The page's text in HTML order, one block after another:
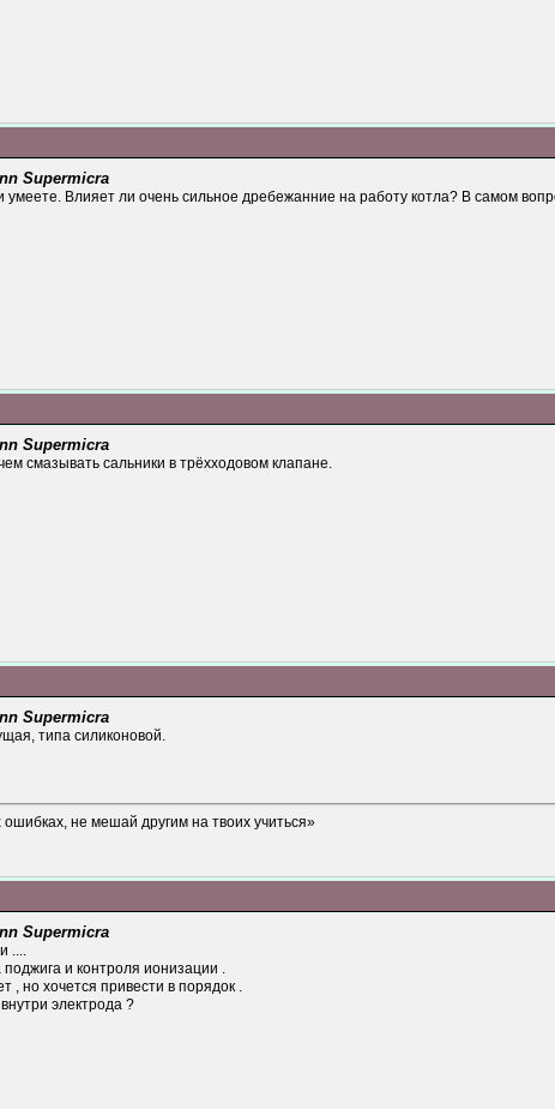
Supermicra
умеете. Влияет ли очень сильное дребежанние на работу котла? В самом
Supermicra
смазывать сальники в трёхходовом клапане.
Supermicra
типа силиконовой.
не мешай другим на твоих учиться»
Supermicra
....
и контроля ионизации .
, но хочется привести в порядок .
электрода ?